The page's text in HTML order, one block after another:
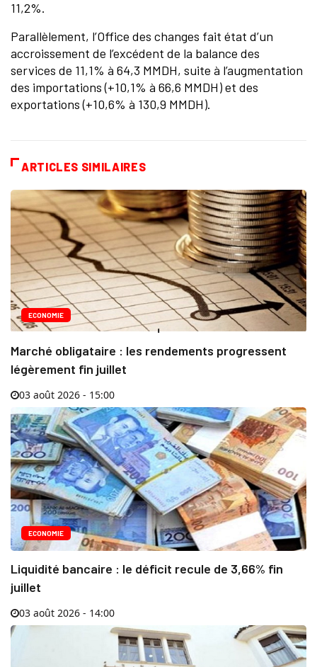
11,2%.
Parallèlement, l’Office des changes fait état d’un
accroissement de l’excédent de la balance des
services de 11,1% à 64,3 MMDH, suite à l’augmentation
des importations (+10,1% à 66,6 MMDH) et des
exportations (+10,6% à 130,9 MMDH).
ARTICLES SIMILAIRES
ECONOMIE
Marché obligataire : les rendements progressent
légèrement fin juillet
03 août 2026 - 15:00
ECONOMIE
Liquidité bancaire : le déficit recule de 3,66% fin
juillet
03 août 2026 - 14:00